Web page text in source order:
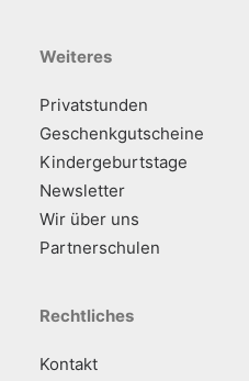
Weiteres
Privatstunden
Geschenkgutscheine
Kindergeburtstage
Newsletter
Wir über uns
Partnerschulen
Rechtliches
Kontakt